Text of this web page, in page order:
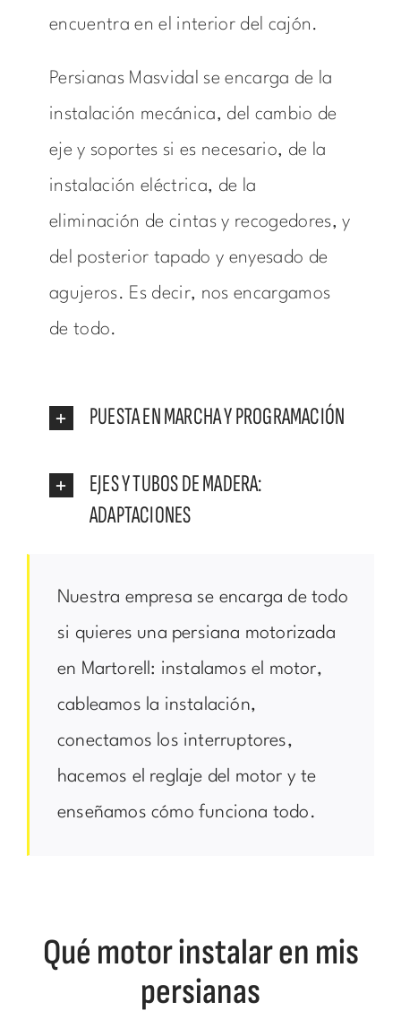
encuentra en el interior del cajón.
Persianas Masvidal se encarga de la
instalación mecánica, del cambio de
eje y soportes si es necesario, de la
instalación eléctrica, de la
eliminación de cintas y recogedores, y
del posterior tapado y enyesado de
agujeros. Es decir, nos encargamos
de todo.
PUESTA EN MARCHA Y PROGRAMACIÓN
EJES Y TUBOS DE MADERA:
ADAPTACIONES
Nuestra empresa se encarga de todo
si quieres una persiana motorizada
en Martorell: instalamos el motor,
cableamos la instalación,
conectamos los interruptores,
hacemos el reglaje del motor y te
enseñamos cómo funciona todo.
Qué motor instalar en mis
persianas